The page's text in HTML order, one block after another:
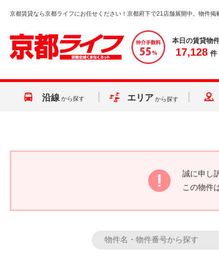
京都賃貸なら京都ライフにお任せください！京都府下で21店舗展開中。物件掲
本日の賃貸物
17,128 件
沿線 から探す エリア から探す
誠に申し
この物件